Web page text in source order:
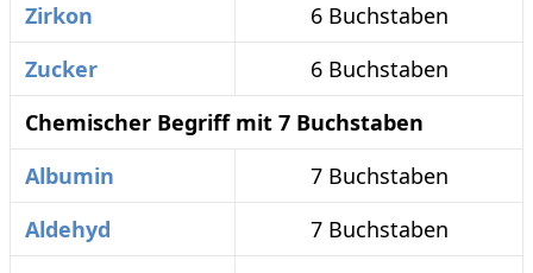
Zirkon
6 Buchstaben
Zucker
6 Buchstaben
Chemischer Begriff mit 7 Buchstaben
Albumin
7 Buchstaben
Aldehyd
7 Buchstaben